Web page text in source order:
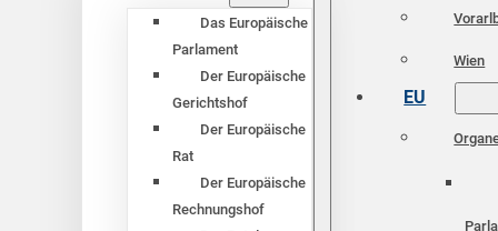
Das Europäische
Parlament
Der Europäische
Gerichtshof
Der Europäische
Rat
Der Europäische
Rechnungshof
Wien
EU